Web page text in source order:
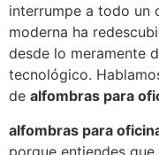
interrumpe a todo un
moderna ha
desde lo meramente
tecnológico.
de alfombras para
alfombras para
porque entiendes